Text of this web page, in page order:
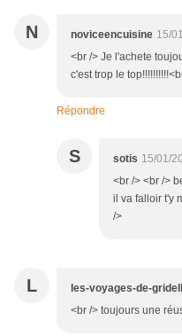
N noviceencuisine 15/
<br /> Je l'achete
c'est trop le
Répondre
S sotis 15/01/
<br /> <br />
il va falloir t'y
/>
L les-voyages-de-
<br /> toujours une